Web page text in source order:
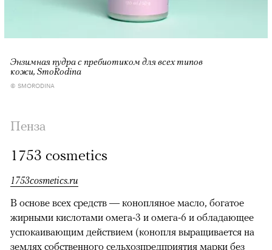
Энзимная пудра с пребиотиком для всех типов
кожи, SmoRodina
© SMORODINA
Пенза
1753 сosmetics
1753cosmetics.ru
В основе всех средств — конопляное масло, богатое
жирными кислотами омега-3 и омега-6 и обладающее
успокаивающим действием (конопля выращивается на
землях собственного сельхозпредприятия марки без